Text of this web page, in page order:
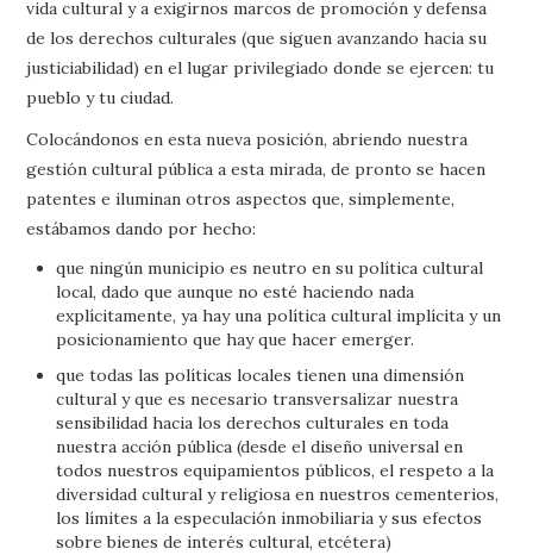
vida cultural y a exigirnos marcos de promoción y defensa
de los derechos culturales (que siguen avanzando hacia su
justiciabilidad) en el lugar privilegiado donde se ejercen: tu
pueblo y tu ciudad.
Colocándonos en esta nueva posición, abriendo nuestra
gestión cultural pública a esta mirada, de pronto se hacen
patentes e iluminan otros aspectos que, simplemente,
estábamos dando por hecho:
que ningún municipio es neutro en su política cultural
local, dado que aunque no esté haciendo nada
explícitamente, ya hay una política cultural implícita y un
posicionamiento que hay que hacer emerger.
que todas las políticas locales tienen una dimensión
cultural y que es necesario transversalizar nuestra
sensibilidad hacia los derechos culturales en toda
nuestra acción pública (desde el diseño universal en
todos nuestros equipamientos públicos, el respeto a la
diversidad cultural y religiosa en nuestros cementerios,
los límites a la especulación inmobiliaria y sus efectos
sobre bienes de interés cultural, etcétera)